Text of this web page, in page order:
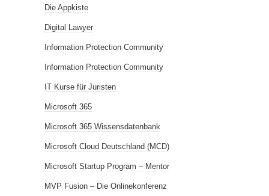
Die Appkiste
Digital Lawyer
Information Protection Community
Information Protection Community
IT Kurse für Juristen
Microsoft 365
Microsoft 365 Wissensdatenbank
Microsoft Cloud Deutschland (MCD)
Microsoft Startup Program – Mentor
MVP Fusion – Die Onlinekonferenz